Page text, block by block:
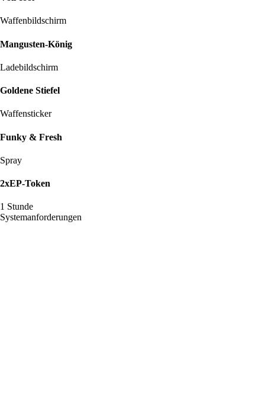
Waffenbildschirm
Mangusten-König
Ladebildschirm
Goldene Stiefel
Waffensticker
Funky & Fresh
Spray
2xEP-Token
1 Stunde
Systemanforderungen